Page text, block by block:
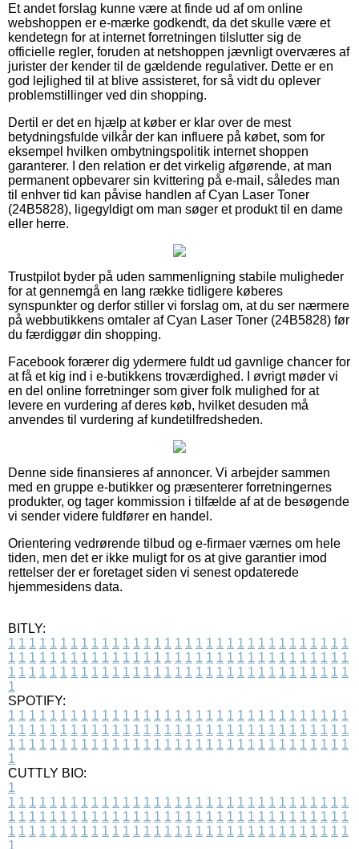
Et andet forslag kunne være at finde ud af om online
webshoppen er e-mærke godkendt, da det skulle være et
kendetegn for at internet forretningen tilslutter sig de
officielle regler, foruden at netshoppen jævnligt overværes af
jurister der kender til de gældende regulativer. Dette er en
god lejlighed til at blive assisteret, for så vidt du oplever
problemstillinger ved din shopping.
Dertil er det en hjælp at køber er klar over de mest
betydningsfulde vilkår der kan influere på købet, som for
eksempel hvilken ombytningspolitik internet shoppen
garanterer. I den relation er det virkelig afgørende, at man
permanent opbevarer sin kvittering på e-mail, således man
til enhver tid kan påvise handlen af Cyan Laser Toner
(24B5828), ligegyldigt om man søger et produkt til en dame
eller herre.
Trustpilot byder på uden sammenligning stabile muligheder
for at gennemgå en lang række tidligere køberes
synspunkter og derfor stiller vi forslag om, at du ser nærmere
på webbutikkens omtaler af Cyan Laser Toner (24B5828) før
du færdiggør din shopping.
Facebook forærer dig ydermere fuldt ud gavnlige chancer for
at få et kig ind i e-butikkens troværdighed. I øvrigt møder vi
en del online forretninger som giver folk mulighed for at
levere en vurdering af deres køb, hvilket desuden må
anvendes til vurdering af kundetilfredsheden.
Denne side finansieres af annoncer. Vi arbejder sammen
med en gruppe e-butikker og præsenterer forretningernes
produkter, og tager kommission i tilfælde af at de besøgende
vi sender videre fuldfører en handel.
Orientering vedrørende tilbud og e-firmaer værnes om hele
tiden, men det er ikke muligt for os at give garantier imod
rettelser der er foretaget siden vi senest opdaterede
hjemmesidens data.
BITLY:
1 1 1 1 1 1 1 1 1 1 1 1 1 1 1 1 1 1 1 1 1 1 1 1 1 1 1 1 1 1 1 1 1
1 1 1 1 1 1 1 1 1 1 1 1 1 1 1 1 1 1 1 1 1 1 1 1 1 1 1 1 1 1 1 1 1
1 1 1 1 1 1 1 1 1 1 1 1 1 1 1 1 1 1 1 1 1 1 1 1 1 1 1 1 1 1 1 1 1
1
SPOTIFY:
1 1 1 1 1 1 1 1 1 1 1 1 1 1 1 1 1 1 1 1 1 1 1 1 1 1 1 1 1 1 1 1 1
1 1 1 1 1 1 1 1 1 1 1 1 1 1 1 1 1 1 1 1 1 1 1 1 1 1 1 1 1 1 1 1 1
1 1 1 1 1 1 1 1 1 1 1 1 1 1 1 1 1 1 1 1 1 1 1 1 1 1 1 1 1 1 1 1 1
1
CUTTLY BIO:
1
1 1 1 1 1 1 1 1 1 1 1 1 1 1 1 1 1 1 1 1 1 1 1 1 1 1 1 1 1 1 1 1 1
1 1 1 1 1 1 1 1 1 1 1 1 1 1 1 1 1 1 1 1 1 1 1 1 1 1 1 1 1 1 1 1 1
1 1 1 1 1 1 1 1 1 1 1 1 1 1 1 1 1 1 1 1 1 1 1 1 1 1 1 1 1 1 1 1 1
1